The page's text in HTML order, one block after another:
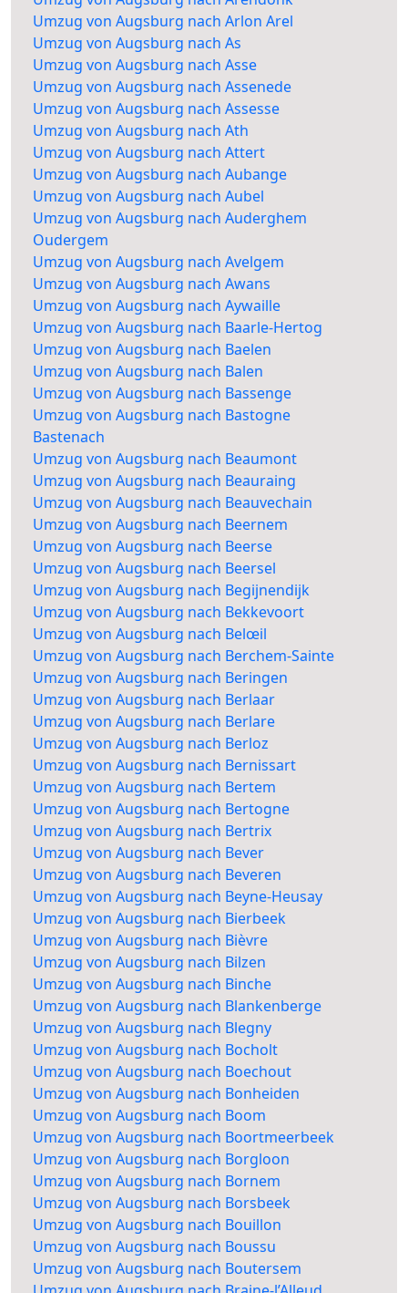
Umzug von Augsburg nach Arlon Arel
Umzug von Augsburg nach As
Umzug von Augsburg nach Asse
Umzug von Augsburg nach Assenede
Umzug von Augsburg nach Assesse
Umzug von Augsburg nach Ath
Umzug von Augsburg nach Attert
Umzug von Augsburg nach Aubange
Umzug von Augsburg nach Aubel
Umzug von Augsburg nach Auderghem
Oudergem
Umzug von Augsburg nach Avelgem
Umzug von Augsburg nach Awans
Umzug von Augsburg nach Aywaille
Umzug von Augsburg nach Baarle-Hertog
Umzug von Augsburg nach Baelen
Umzug von Augsburg nach Balen
Umzug von Augsburg nach Bassenge
Umzug von Augsburg nach Bastogne
Bastenach
Umzug von Augsburg nach Beaumont
Umzug von Augsburg nach Beauraing
Umzug von Augsburg nach Beauvechain
Umzug von Augsburg nach Beernem
Umzug von Augsburg nach Beerse
Umzug von Augsburg nach Beersel
Umzug von Augsburg nach Begijnendijk
Umzug von Augsburg nach Bekkevoort
Umzug von Augsburg nach Belœil
Umzug von Augsburg nach Berchem-Sainte
Umzug von Augsburg nach Beringen
Umzug von Augsburg nach Berlaar
Umzug von Augsburg nach Berlare
Umzug von Augsburg nach Berloz
Umzug von Augsburg nach Bernissart
Umzug von Augsburg nach Bertem
Umzug von Augsburg nach Bertogne
Umzug von Augsburg nach Bertrix
Umzug von Augsburg nach Bever
Umzug von Augsburg nach Beveren
Umzug von Augsburg nach Beyne-Heusay
Umzug von Augsburg nach Bierbeek
Umzug von Augsburg nach Bièvre
Umzug von Augsburg nach Bilzen
Umzug von Augsburg nach Binche
Umzug von Augsburg nach Blankenberge
Umzug von Augsburg nach Blegny
Umzug von Augsburg nach Bocholt
Umzug von Augsburg nach Boechout
Umzug von Augsburg nach Bonheiden
Umzug von Augsburg nach Boom
Umzug von Augsburg nach Boortmeerbeek
Umzug von Augsburg nach Borgloon
Umzug von Augsburg nach Bornem
Umzug von Augsburg nach Borsbeek
Umzug von Augsburg nach Bouillon
Umzug von Augsburg nach Boussu
Umzug von Augsburg nach Boutersem